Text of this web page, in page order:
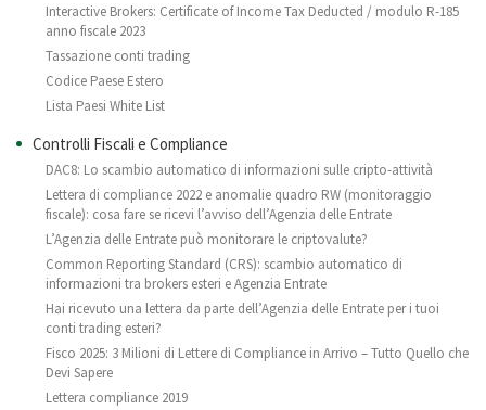
Interactive Brokers: Certificate of Income Tax Deducted / modulo R-185
anno fiscale 2023
Tassazione conti trading
Codice Paese Estero
Lista Paesi White List
Controlli Fiscali e Compliance
DAC8: Lo scambio automatico di informazioni sulle cripto-attività
Lettera di compliance 2022 e anomalie quadro RW (monitoraggio
fiscale): cosa fare se ricevi l’avviso dell’Agenzia delle Entrate
L’Agenzia delle Entrate può monitorare le criptovalute?
Common Reporting Standard (CRS): scambio automatico di
informazioni tra brokers esteri e Agenzia Entrate
Hai ricevuto una lettera da parte dell’Agenzia delle Entrate per i tuoi
conti trading esteri?
Fisco 2025: 3 Milioni di Lettere di Compliance in Arrivo – Tutto Quello che
Devi Sapere
Lettera compliance 2019